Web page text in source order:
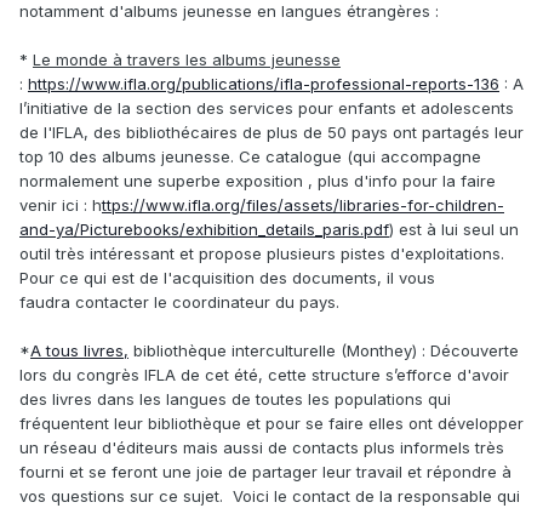
notamment d'albums jeunesse en langues étrangères :
* Le monde à travers les albums jeunesse
: https://www.ifla.org/publications/ifla-professional-reports-136 : A
l’initiative de la section des services pour enfants et adolescents
de l'IFLA, des bibliothécaires de plus de 50 pays ont partagés leur
top 10 des albums jeunesse. Ce catalogue (qui accompagne
normalement une superbe exposition , plus d'info pour la faire
venir ici : https://www.ifla.org/files/assets/libraries-for-children-
and-ya/Picturebooks/exhibition_details_paris.pdf) est à lui seul un
outil très intéressant et propose plusieurs pistes d'exploitations.
Pour ce qui est de l'acquisition des documents, il vous
faudra contacter le coordinateur du pays.
*A tous livres, bibliothèque interculturelle (Monthey) : Découverte
lors du congrès IFLA de cet été, cette structure s’efforce d'avoir
des livres dans les langues de toutes les populations qui
fréquentent leur bibliothèque et pour se faire elles ont développer
un réseau d'éditeurs mais aussi de contacts plus informels très
fourni et se feront une joie de partager leur travail et répondre à
vos questions sur ce sujet. Voici le contact de la responsable qui